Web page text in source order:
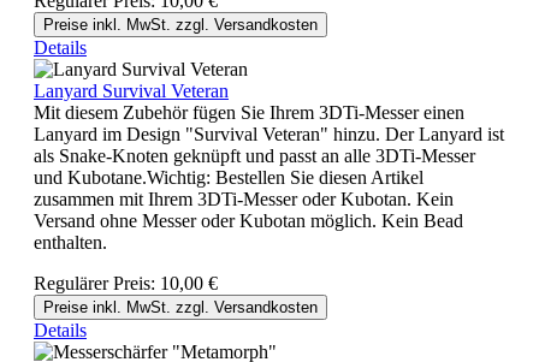
Preise inkl. MwSt. zzgl. Versandkosten
Details
Lanyard Survival Veteran
Mit diesem Zubehör fügen Sie Ihrem 3DTi-Messer einen
Lanyard im Design "Survival Veteran" hinzu. Der Lanyard ist
als Snake-Knoten geknüpft und passt an alle 3DTi-Messer
und Kubotane.Wichtig: Bestellen Sie diesen Artikel
zusammen mit Ihrem 3DTi-Messer oder Kubotan. Kein
Versand ohne Messer oder Kubotan möglich. Kein Bead
enthalten.
Regulärer Preis: 10,00 €
Preise inkl. MwSt. zzgl. Versandkosten
Details